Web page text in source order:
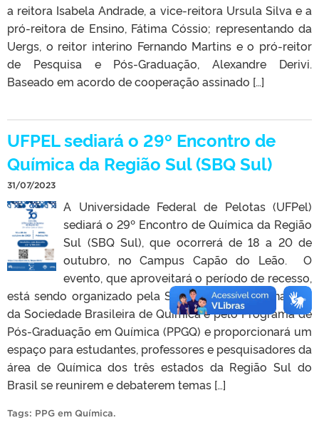
a reitora Isabela Andrade, a vice-reitora Ursula Silva e a
pró-reitora de Ensino, Fátima Cóssio; representando da
Uergs, o reitor interino Fernando Martins e o pró-reitor
de Pesquisa e Pós-Graduação, Alexandre Derivi.
Baseado em acordo de cooperação assinado […]
UFPEL sediará o 29º Encontro de
Química da Região Sul (SBQ Sul)
31/07/2023
A Universidade Federal de Pelotas (UFPel)
sediará o 29º Encontro de Química da Região
Sul (SBQ Sul), que ocorrerá de 18 a 20 de
outubro, no Campus Capão do Leão. O
evento, que aproveitará o período de recesso,
está sendo organizado pela Secretaria da Regional Sul
da Sociedade Brasileira de Química e pelo Programa de
Pós-Graduação em Química (PPGQ) e proporcionará um
espaço para estudantes, professores e pesquisadores da
área de Química dos três estados da Região Sul do
Brasil se reunirem e debaterem temas […]
Tags: PPG em Química.